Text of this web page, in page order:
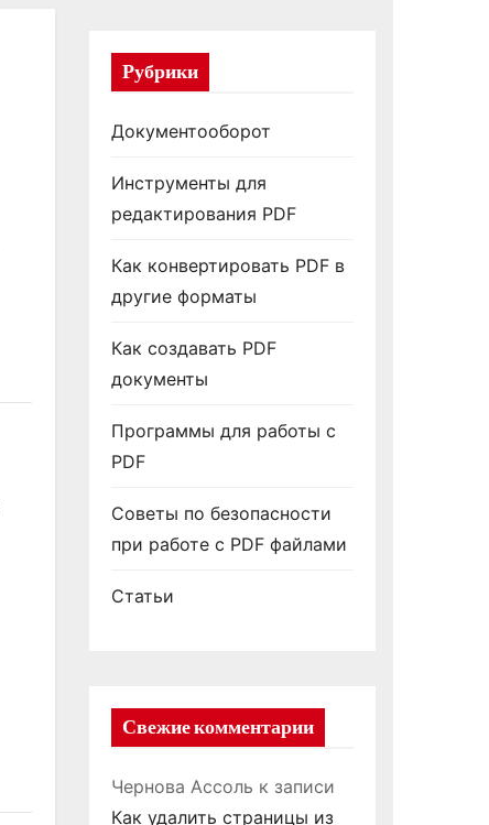
Рубрики
Документооборот
Инструменты для
редактирования PDF
Как конвертировать PDF в
другие форматы
Как создавать PDF
документы
Программы для работы с
PDF
Советы по безопасности
при работе с PDF файлами
Статьи
Свежие комментарии
Чернова Ассоль к записи
Как удалить страницы из